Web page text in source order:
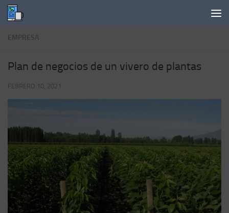
Saltar al contenido
EMPRESA
Plan de negocios de un vivero de plantas
FEBRERO 10, 2021